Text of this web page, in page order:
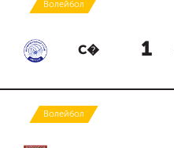
Волейбол
С� 1
Волейбол